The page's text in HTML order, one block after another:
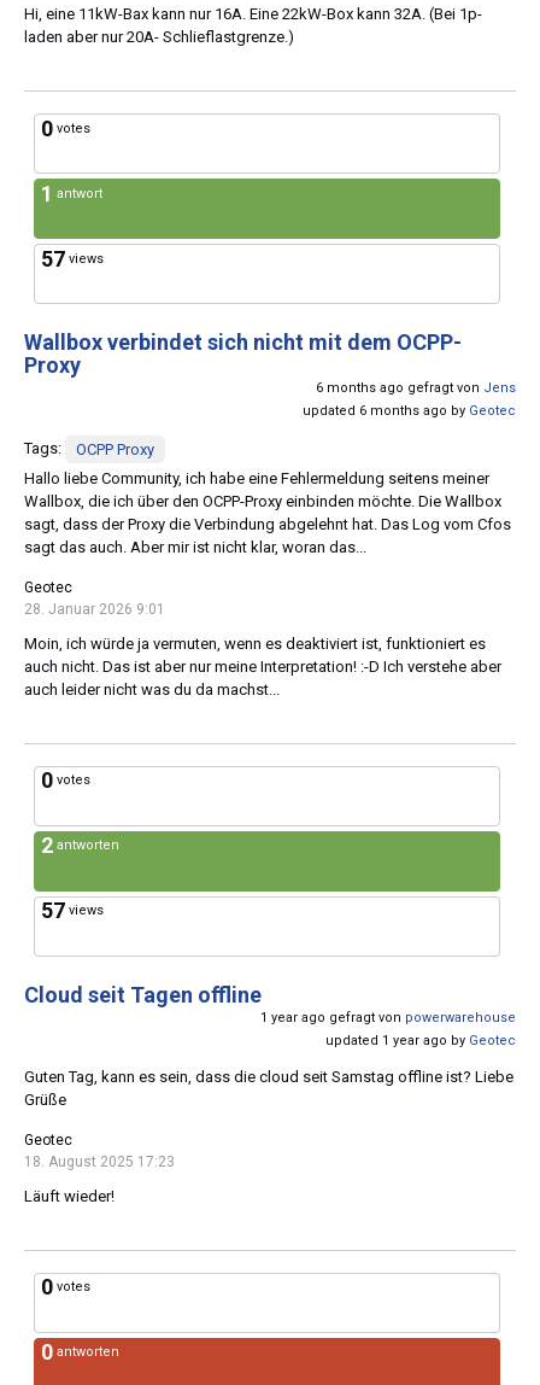
Hi, eine 11kW-Bax kann nur 16A. Eine 22kW-Box kann 32A. (Bei 1p-
laden aber nur 20A- Schlieflastgrenze.)
0 votes
1 antwort
57 views
Wallbox verbindet sich nicht mit dem OCPP-
Proxy
6 months ago gefragt von Jens
updated 6 months ago by Geotec
Tags:
OCPP Proxy
Hallo liebe Community, ich habe eine Fehlermeldung seitens meiner
Wallbox, die ich über den OCPP-Proxy einbinden möchte. Die Wallbox
sagt, dass der Proxy die Verbindung abgelehnt hat. Das Log vom Cfos
sagt das auch. Aber mir ist nicht klar, woran das...
Geotec
28. Januar 2026 9:01
Moin, ich würde ja vermuten, wenn es deaktiviert ist, funktioniert es
auch nicht. Das ist aber nur meine Interpretation! :-D Ich verstehe aber
auch leider nicht was du da machst...
0 votes
2 antworten
57 views
Cloud seit Tagen offline
1 year ago gefragt von powerwarehouse
updated 1 year ago by Geotec
Guten Tag, kann es sein, dass die cloud seit Samstag offline ist? Liebe
Grüße
Geotec
18. August 2025 17:23
Läuft wieder!
0 votes
0 antworten